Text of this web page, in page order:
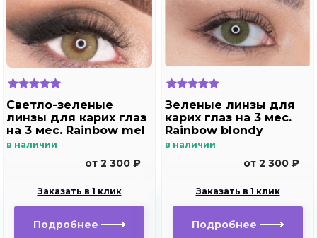
Светло-зеленые
линзы для карих глаз
на 3 мес. Rainbow mel
в наличии
от 2 300 ₽
Заказать в 1 клик
Подробнее
Зеленые линзы для
карих глаз на 3 мес.
Rainbow blondy
в наличии
от 2 300 ₽
Заказать в 1 клик
Подробнее